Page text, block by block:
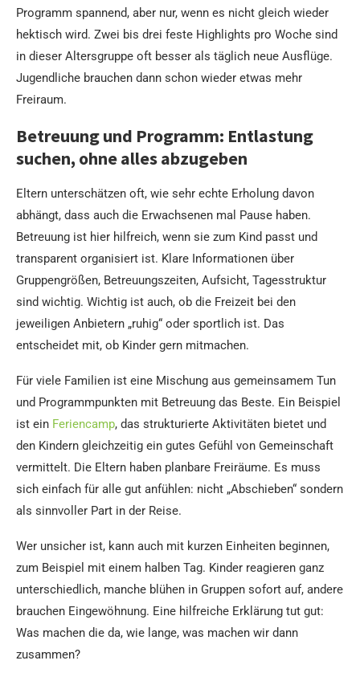
Programm spannend, aber nur, wenn es nicht gleich wieder
hektisch wird. Zwei bis drei feste Highlights pro Woche sind
in dieser Altersgruppe oft besser als täglich neue Ausflüge.
Jugendliche brauchen dann schon wieder etwas mehr
Freiraum.
Betreuung und Programm: Entlastung
suchen, ohne alles abzugeben
Eltern unterschätzen oft, wie sehr echte Erholung davon
abhängt, dass auch die Erwachsenen mal Pause haben.
Betreuung ist hier hilfreich, wenn sie zum Kind passt und
transparent organisiert ist. Klare Informationen über
Gruppengrößen, Betreuungszeiten, Aufsicht, Tagesstruktur
sind wichtig. Wichtig ist auch, ob die Freizeit bei den
jeweiligen Anbietern „ruhig“ oder sportlich ist. Das
entscheidet mit, ob Kinder gern mitmachen.
Für viele Familien ist eine Mischung aus gemeinsamem Tun
und Programmpunkten mit Betreuung das Beste. Ein Beispiel
ist ein Feriencamp, das strukturierte Aktivitäten bietet und
den Kindern gleichzeitig ein gutes Gefühl von Gemeinschaft
vermittelt. Die Eltern haben planbare Freiräume. Es muss
sich einfach für alle gut anfühlen: nicht „Abschieben“ sondern
als sinnvoller Part in der Reise.
Wer unsicher ist, kann auch mit kurzen Einheiten beginnen,
zum Beispiel mit einem halben Tag. Kinder reagieren ganz
unterschiedlich, manche blühen in Gruppen sofort auf, andere
brauchen Eingewöhnung. Eine hilfreiche Erklärung tut gut:
Was machen die da, wie lange, was machen wir dann
zusammen?